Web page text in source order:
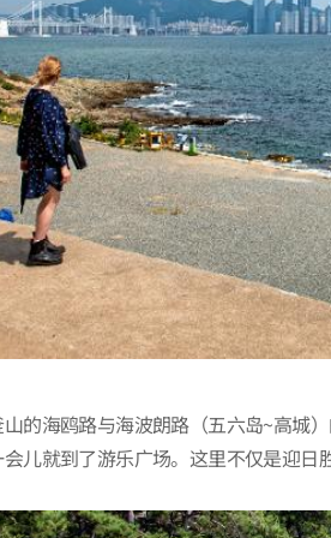
的海鸥路与海波朗路（五六岛~高城
儿就到了游乐广场。这里不仅是迎